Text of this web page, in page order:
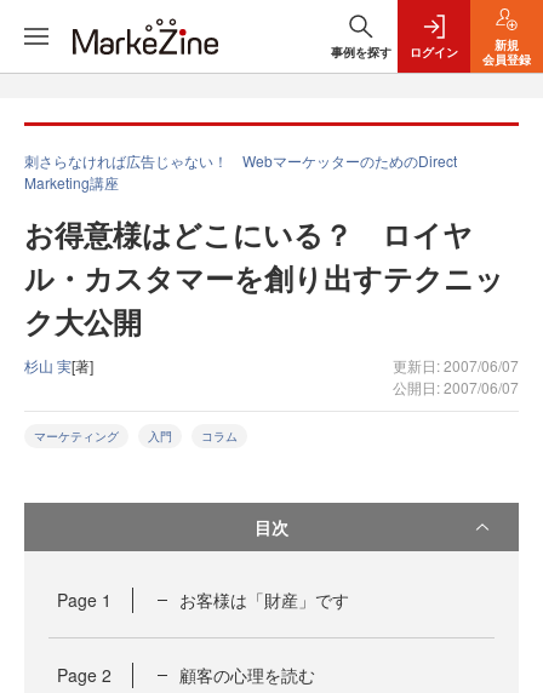
事例を探す ログイン
新規
会員登録
刺さらなければ広告じゃない！ WebマーケッターのためのDirect
Marketing講座
お得意様はどこにいる？ ロイヤ
ル・カスタマーを創り出すテクニッ
ク大公開
杉山 実[著]
更新日: 2007/06/07
公開日: 2007/06/07
マーケティング 入門 コラム
目次
Page 1 お客様は「財産」です
Page 2 顧客の心理を読む